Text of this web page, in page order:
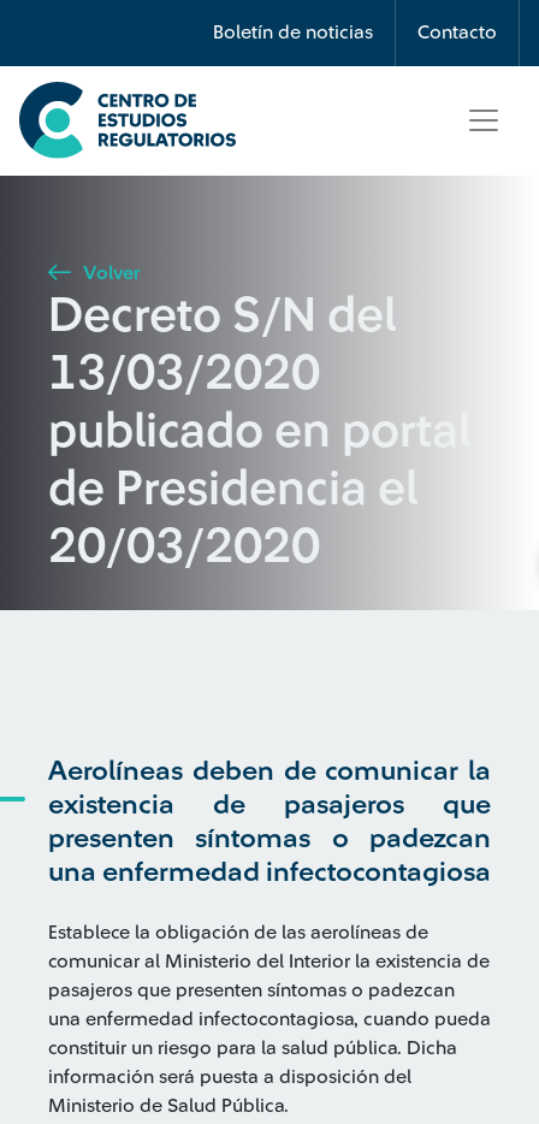
Boletín de noticias Contacto
Búsqueda
Seleccione país
Buscar
Volver
Decreto S/N del
13/03/2020
publicado en portal
de Presidencia el
20/03/2020
Aerolíneas deben de comunicar la
existencia de pasajeros que
presenten síntomas o padezcan
una enfermedad infectocontagiosa
Establece la obligación de las aerolíneas de
comunicar al Ministerio del Interior la existencia de
pasajeros que presenten síntomas o padezcan
una enfermedad infectocontagiosa, cuando pueda
constituir un riesgo para la salud pública. Dicha
información será puesta a disposición del
Ministerio de Salud Pública.